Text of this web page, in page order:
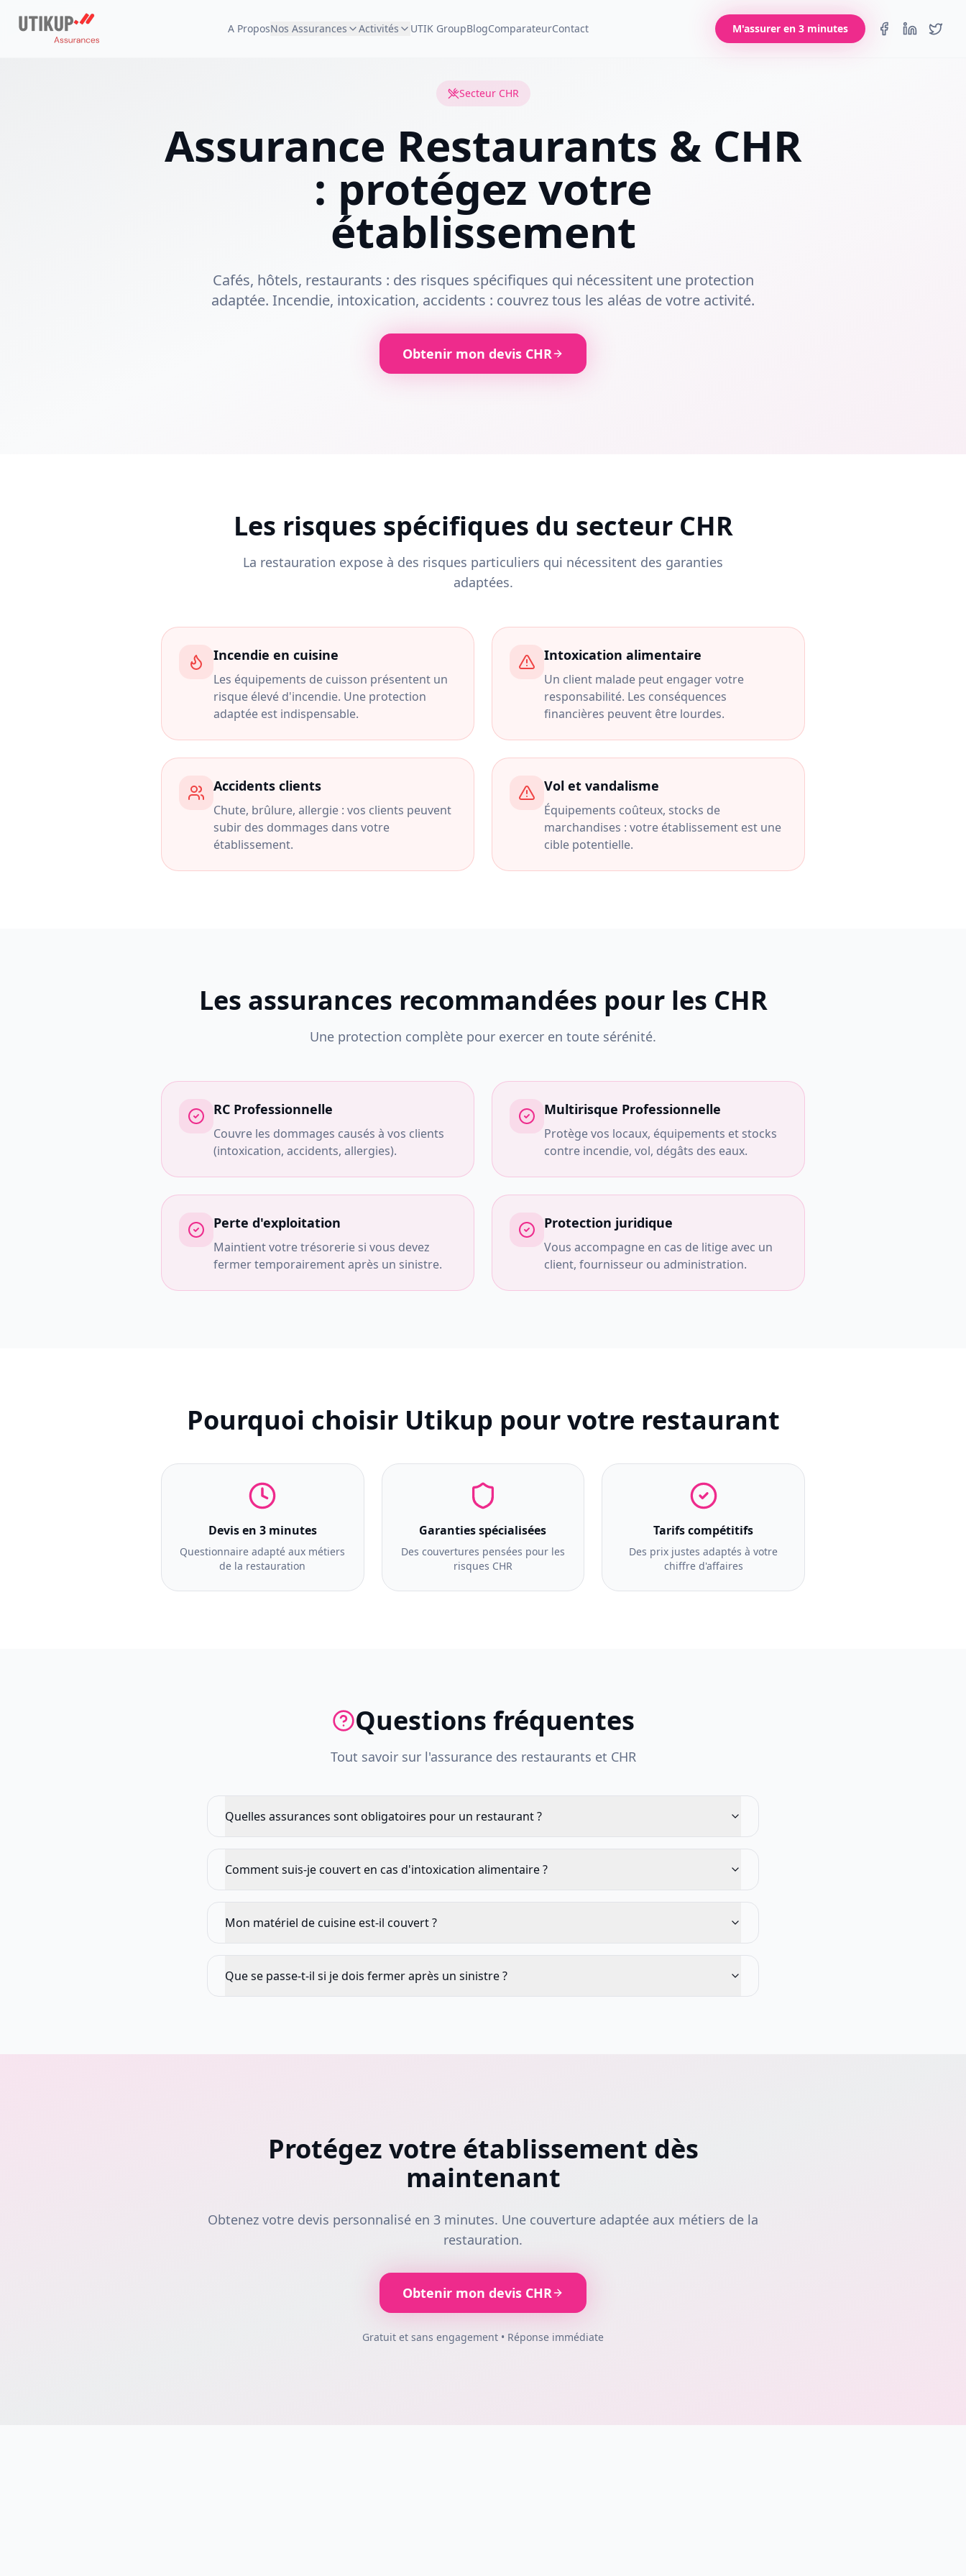
A ProposNos Assurances Activités UTIK GroupBlogComparateurContact M'assurer en 3 minutes
Secteur CHR
Assurance Restaurants & CHR
: protégez votre
établissement
Cafés, hôtels, restaurants : des risques spécifiques qui nécessitent une protection
adaptée. Incendie, intoxication, accidents : couvrez tous les aléas de votre activité.
Obtenir mon devis CHR
Les risques spécifiques du secteur CHR
La restauration expose à des risques particuliers qui nécessitent des garanties
adaptées.
Incendie en cuisine
Les équipements de cuisson présentent un
risque élevé d'incendie. Une protection
adaptée est indispensable.
Intoxication alimentaire
Un client malade peut engager votre
responsabilité. Les conséquences
financières peuvent être lourdes.
Accidents clients
Chute, brûlure, allergie : vos clients peuvent
subir des dommages dans votre
établissement.
Vol et vandalisme
Équipements coûteux, stocks de
marchandises : votre établissement est une
cible potentielle.
Les assurances recommandées pour les CHR
Une protection complète pour exercer en toute sérénité.
RC Professionnelle
Couvre les dommages causés à vos clients
(intoxication, accidents, allergies).
Multirisque Professionnelle
Protège vos locaux, équipements et stocks
contre incendie, vol, dégâts des eaux.
Perte d'exploitation
Maintient votre trésorerie si vous devez
fermer temporairement après un sinistre.
Protection juridique
Vous accompagne en cas de litige avec un
client, fournisseur ou administration.
Pourquoi choisir Utikup pour votre restaurant
Devis en 3 minutes
Questionnaire adapté aux métiers
de la restauration
Garanties spécialisées
Des couvertures pensées pour les
risques CHR
Tarifs compétitifs
Des prix justes adaptés à votre
chiffre d'affaires
Questions fréquentes
Tout savoir sur l'assurance des restaurants et CHR
Quelles assurances sont obligatoires pour un restaurant ?
Comment suis-je couvert en cas d'intoxication alimentaire ?
Mon matériel de cuisine est-il couvert ?
Que se passe-t-il si je dois fermer après un sinistre ?
Protégez votre établissement dès
maintenant
Obtenez votre devis personnalisé en 3 minutes. Une couverture adaptée aux métiers de la
restauration.
Obtenir mon devis CHR
Gratuit et sans engagement • Réponse immédiate